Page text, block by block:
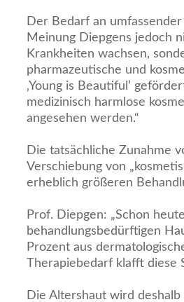
Der Bedarf an
Meinung Diepgens jedoch
Krankheiten wachsen,
pharmazeutische und
‚Young is Beautiful’
medizinisch harmlose
angesehen werden.“
Die tatsächliche Zunahme
Verschiebung von
erheblich größeren
Prof. Diepgen: „Schon
behandlungsbedürftigen
Prozent aus
Therapiebedarf klafft diese
Die Altershaut wird